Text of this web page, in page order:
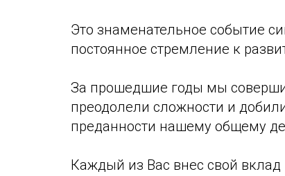
Это знаменательное событие
постоянное стремление к
За прошедшие годы мы
преодолели сложности и
преданности нашему общему
Каждый из Вас внес свой вклад